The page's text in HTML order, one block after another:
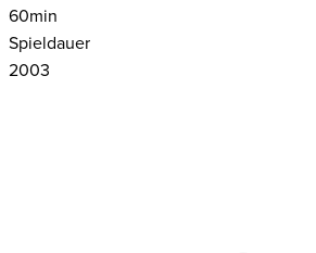
60min
Spieldauer
2003